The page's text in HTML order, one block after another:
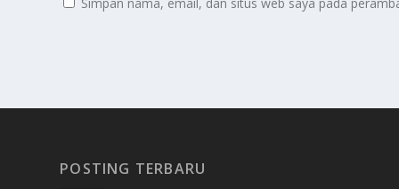
POSTING TERBARU